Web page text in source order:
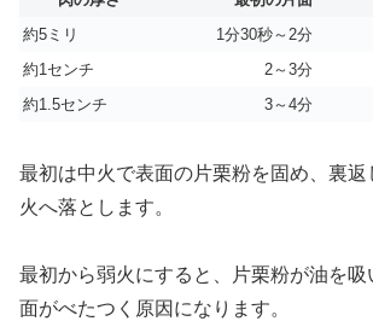
約5ミリ
1分30秒～2分
約1センチ
2～3分
約1.5センチ
3～4分
最初は中火で表面の片栗粉を固め、裏返
火へ落とします。
最初から弱火にすると、片栗粉が油を吸
面がべたつく原因になります。